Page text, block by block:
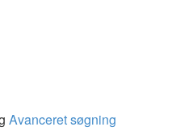
Avanceret søgning